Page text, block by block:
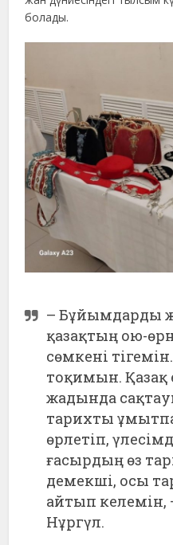
болады.
– Бұйымдарды
қазақтың ою-
сөмкені
тоқимын. Қазақ
жадында
тарихты
өрлетіп,
ғасырдың өз
демекші, осы
айтып келемін,
Нұргүл.